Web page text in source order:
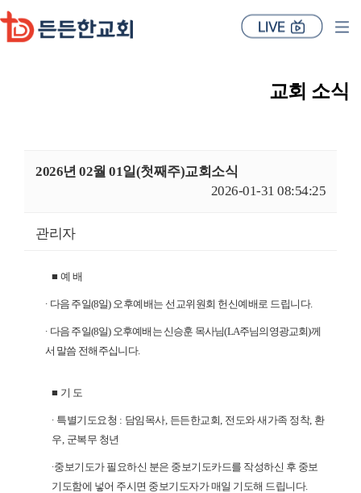
교회 소식
2026년 02월 01일(첫째주)교회소식
2026-01-31 08:54:25
관리자
■ 예 배
∙ 다음 주일(8일) 오후예배는 선교위원회 헌신예배로 드립니다.
∙ 다음 주일(8일) 오후예배는 신승훈 목사님(LA주님의영광교회)께
서 말씀 전해주십니다.
■ 기 도
∙ 특별기도요청 : 담임목사, 든든한교회, 전도와 새가족 정착, 환
우, 군복무 청년
∙중보기도가 필요하신 분은 중보기도카드를 작성하신 후 중보
기도함에 넣어 주시면 중보기도자가 매일 기도해 드립니다.